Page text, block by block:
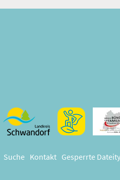
Suche Kontakt Gesperrte